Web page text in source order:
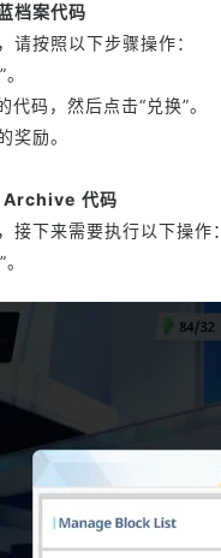
档案代码
请按照以下步骤操作：
码，然后点击“兑换”。
奖励。
Archive 代码
接下来需要执行以下操作